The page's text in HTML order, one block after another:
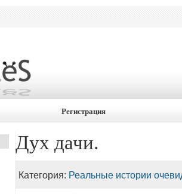
Регистрация
Дух дачи.
Категория: Реальные истории